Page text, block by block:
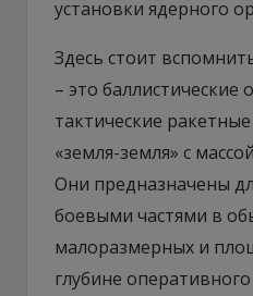
установки ядерного
Здесь стоит
– это баллистические
тактические
«земля-земля» с
Они предназначены
боевыми частями в
малоразмерных и
глубине